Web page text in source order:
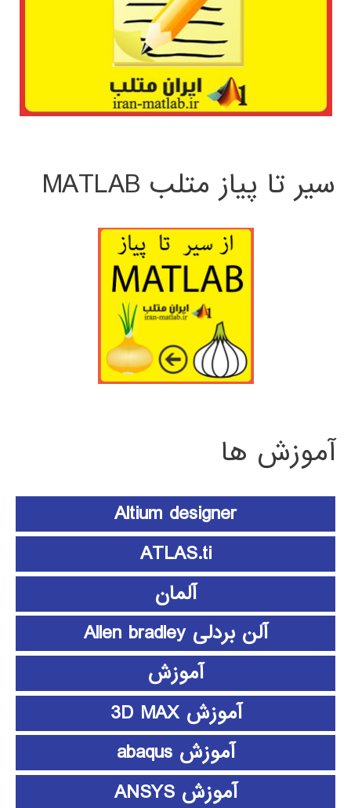
سیر تا پیاز متلب MATLAB
آموزش ها
Altium designer
ATLAS.ti
آلمان
آلن بردلی Allen bradley
آموزش
آموزش 3D MAX
آموزش abaqus
آموزش ANSYS